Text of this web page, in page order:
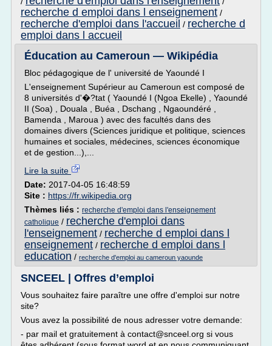
recherche d emploi dans l enseignement /
recherche d'emploi dans l'accueil / recherche d
emploi dans l accueil
Éducation au Cameroun — Wikipédia
Bloc pédagogique de l' université de Yaoundé I
L'enseignement Supérieur au Cameroun est composé de
8 universités d'�?tat ( Yaoundé I (Ngoa Ekelle) , Yaoundé
II (Soa) , Douala , Buéa , Dschang , Ngaoundéré ,
Bamenda , Maroua ) avec des facultés dans des
domaines divers (Sciences juridique et politique, sciences
humaines et sociales, médecines, sciences économique
et de gestion...),...
Lire la suite
Date: 2017-04-05 16:48:59
Site : https://fr.wikipedia.org
Thèmes liés : recherche d'emploi dans l'enseignement
catholique / recherche d'emploi dans
l'enseignement / recherche d emploi dans l
enseignement / recherche d emploi dans l
education / recherche d'emploi au cameroun yaounde
SNCEEL | Offres d’emploi
Vous souhaitez faire paraître une offre d'emploi sur notre
site?
Vous avez la possibilité de nous adresser votre demande:
- par mail et gratuitement à contact@snceel.org si vous